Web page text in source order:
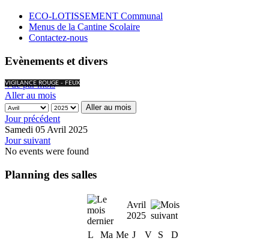
ECO-LOTISSEMENT Communal
Menus de la Cantine Scolaire
Contactez-nous
Evènements et divers
VIGILANCE ROUGE - FEUX
Vue par mois
Aller au mois
Aller au mois
Jour précédent
Samedi 05 Avril 2025
Jour suivant
No events were found
Planning des salles
Avril
2025
L
Ma Me J V S
D